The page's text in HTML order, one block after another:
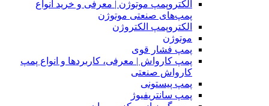
الکتروپمپ موتوژن | معرفی و خرید انواع
پمپ‌های صنعتی موتوژن
الکتروپمپ الکتروژن
موتوژن
پمپ فشار قوی
پمپ کارواش | معرفی، کاربردها و انواع پمپ
کارواش صنعتی
پمپ پیستونی
پمپ سانتریفیوژ